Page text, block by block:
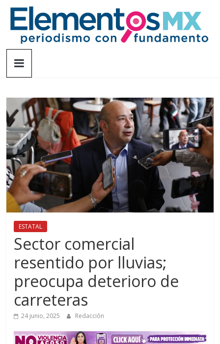
Saltar
contenido
Elementosmx
fundamento
ESTATAL
Sector comercial
resentido por lluvias;
preocupa deterioro de
carreteras
24 junio, 2025 Redacción